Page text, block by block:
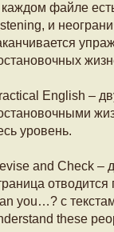
файле
и
English –
уровень.
and Check –
you…? с
these